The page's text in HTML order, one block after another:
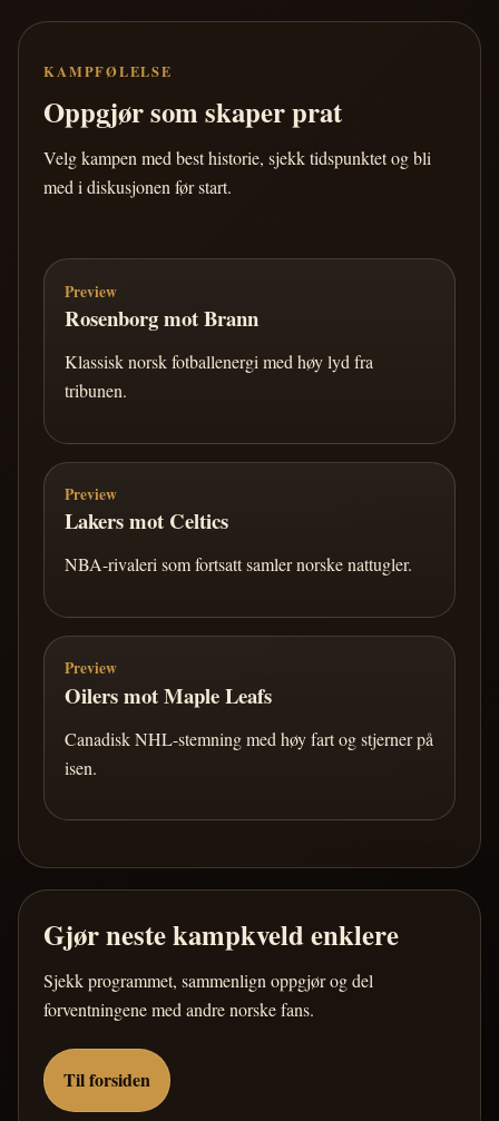
KAMPFØLELSE
Oppgjør som skaper prat
Velg kampen med best historie, sjekk tidspunktet og bli
med i diskusjonen før start.
Preview
Rosenborg mot Brann
Klassisk norsk fotballenergi med høy lyd fra
tribunen.
Preview
Lakers mot Celtics
NBA-rivaleri som fortsatt samler norske nattugler.
Preview
Oilers mot Maple Leafs
Canadisk NHL-stemning med høy fart og stjerner på
isen.
Gjør neste kampkveld enklere
Sjekk programmet, sammenlign oppgjør og del
forventningene med andre norske fans.
Til forsiden